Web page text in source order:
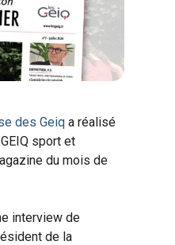
des Geiq a réalisé
sport et
du mois de
interview de
de la